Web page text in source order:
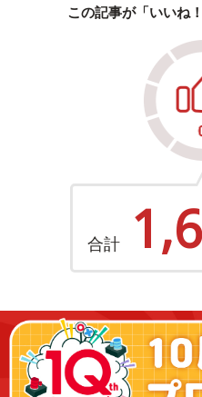
この記事が「いいね
合計